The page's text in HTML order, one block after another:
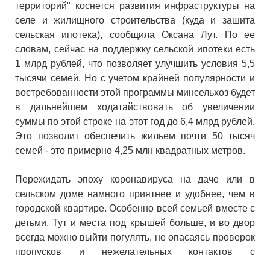
территорий" коснется развития инфраструктуры на
селе и жилищного строительства (куда и зашита
сельская ипотека), сообщила Оксана Лут. По ее
словам, сейчас на поддержку сельской ипотеки есть
1 млрд рублей, что позволяет улучшить условия 5,5
тысячи семей. Но с учетом крайней популярности и
востребованности этой программы минсельхоз будет
в дальнейшем ходатайствовать об увеличении
суммы по этой строке на этот год до 6,4 млрд рублей.
Это позволит обеспечить жильем почти 50 тысяч
семей - это примерно 4,25 млн квадратных метров.
Пережидать эпоху коронавируса на даче или в
сельском доме намного приятнее и удобнее, чем в
городской квартире. Особенно всей семьей вместе с
детьми. Тут и места под крышей больше, и во двор
всегда можно выйти погулять, не опасаясь проверок
пропусков и нежелательных контактов с